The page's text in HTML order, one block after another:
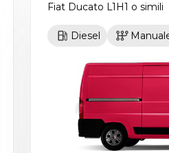
Fiat Ducato L1H1 o simili
Diesel